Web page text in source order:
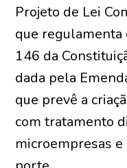
Projeto de Lei
que regulamenta
146 da
dada pela
que prevê a
com tratamento
microempresas